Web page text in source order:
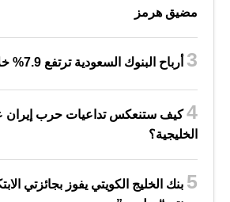
مضيق هرمز
أرباح البنوك السعودية ترتفع 7.9% خلال النصف الأول
كيف ستنعكس تداعيات حرب إيران
الخليجية؟
بنك الخليج الكويتي يفوز بجائزتي